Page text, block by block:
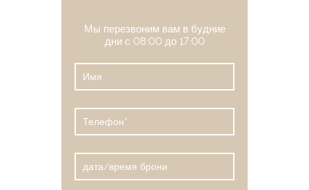
Мы перезвоним вам в будние
дни с 08:00 до 17:00